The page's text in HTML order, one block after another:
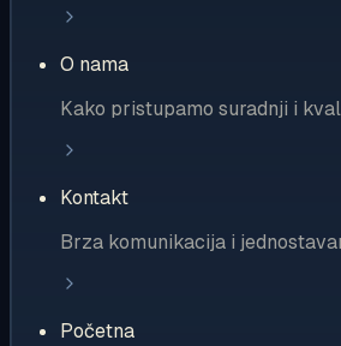
O nama
Kako pristupamo suradnji i
Kontakt
Brza komunikacija i
Početna